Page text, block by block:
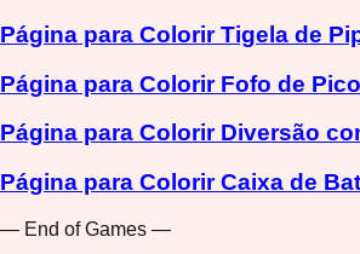
Página para Colorir Tigela de
Página para Colorir Fofo de
Página para Colorir Diversão
Página para Colorir Caixa de
— End of Games —